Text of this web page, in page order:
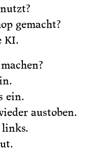
gemacht?
KI.
ein.
austoben.
links.